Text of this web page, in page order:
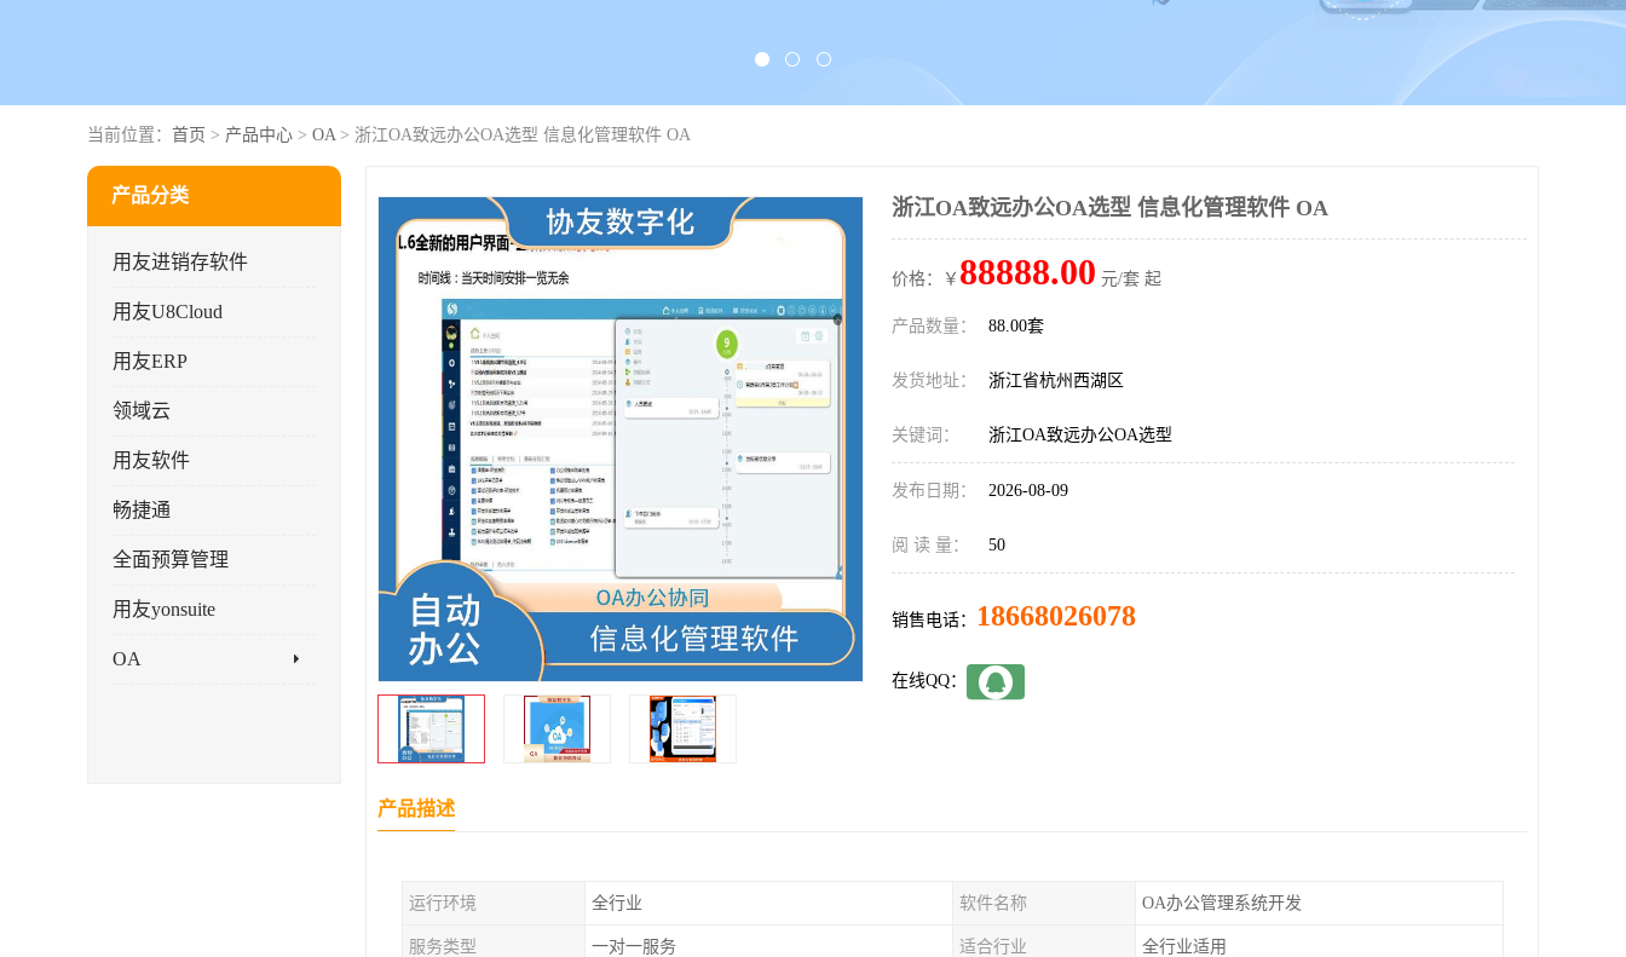
当前位置： 首页 > 产品中心 > OA> 浙江OA致远办公OA选型 信息化管理软件 OA
产品分类
用友进销存软件
用友U8Cloud
用友ERP
领域云
用友软件
畅捷通
全面预算管理
用友yonsuite
OA
浙江OA致远办公OA选型 信息化管理软件 OA
价格：￥ 88888.00 元/套 起
产品数量： 88.00套
发货地址： 浙江省杭州西湖区
关键词： 浙江OA致远办公OA选型
发布日期： 2026-08-09
阅 读 量： 50
销售电话： 18668026078
在线QQ：
产品描述
运行环境 全行业 软件名称 OA办公管理系统开发
服务类型 一对一服务 适合行业 全行业适用